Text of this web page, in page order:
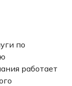
по
работает